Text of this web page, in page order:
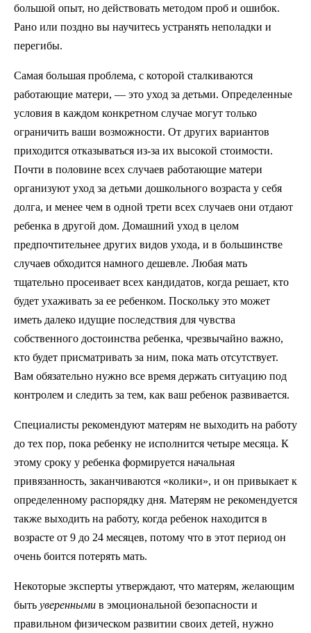
большой опыт, но действовать методом проб и ошибок.
Рано или поздно вы научитесь устранять неполадки и
перегибы.
Самая большая проблема, с которой сталкиваются
работающие матери, — это уход за детьми. Определенные
условия в каждом конкретном случае могут только
ограничить ваши возможности. От других вариантов
приходится отказываться из-за их высокой стоимости.
Почти в половине всех случаев работающие матери
организуют уход за детьми дошкольного возраста у себя
долга, и менее чем в одной трети всех случаев они отдают
ребенка в другой дом. Домашний уход в целом
предпочтительнее других видов ухода, и в большинстве
случаев обходится намного дешевле. Любая мать
тщательно просеивает всех кандидатов, когда решает, кто
будет ухаживать за ее ребенком. Поскольку это может
иметь далеко идущие последствия для чувства
собственного достоинства ребенка, чрезвычайно важно,
кто будет присматривать за ним, пока мать отсутствует.
Вам обязательно нужно все время держать ситуацию под
контролем и следить за тем, как ваш ребенок развивается.
Специалисты рекомендуют матерям не выходить на работу
до тех пор, пока ребенку не исполнится четыре месяца. К
этому сроку у ребенка формируется начальная
привязанность, заканчиваются «колики», и он привыкает к
определенному распорядку дня. Матерям не рекомендуется
также выходить на работу, когда ребенок находится в
возрасте от 9 до 24 месяцев, потому что в этот период он
очень боится потерять мать.
Некоторые эксперты утверждают, что матерям, желающим
быть уверенными в эмоциональной безопасности и
правильном физическом развитии своих детей, нужно